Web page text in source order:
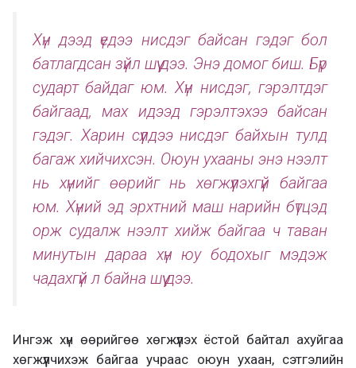
Хүн дээд үедээ нисдэг байсан гэдэг бол
батлагдсан зүйл шүү дээ. Энэ домог биш. Бүр
сударт байдаг юм. Хүн нисдэг, гэрэлтдэг
байгаад, мах идээд гэрэлтэхээ байсан
гэдэг. Харин сүүлдээ нисдэг байхын тулд
багаж хийчихсэн. Оюун ухааны энэ нээлт
нь хүнийг өөрийг нь хөгжүүлэхгүй байгаа
юм. Хүний эд эрхтний маш нарийн бүтцэд
орж судалж нээлт хийж байгаа ч таван
минутын дараа хүн юу бодохыг мэдэж
чадахгүй л байна шүү дээ.
Ингэж хүн өөрийгөө хөгжүүлэх ёстой байтал ахуйгаа
хөгжүүлчихэж байгаа учраас оюун ухаан, сэтгэлийн